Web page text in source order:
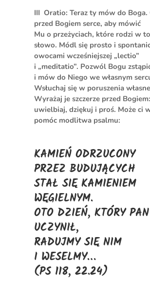
III Oratio: Teraz ty mów do
przed Bogiem serce, aby mówić
Mu o przeżyciach, które rodzi w
słowo. Módl się prosto i
owocami wcześniejszej „lectio”
i „meditatio”. Pozwól Bogu
i mów do Niego we własnym
Wsłuchaj się w poruszenia
Wyrażaj je szczerze przed Bogiem:
uwielbiaj, dziękuj i proś. Może ci
pomóc modlitwa psalmu:
KAMIEŃ ODRZUCONY
PRZEZ BUDUJĄCYCH
STAŁ SIĘ KAMIENIEM
WĘGIELNYM.
OTO DZIEŃ, KTÓRY PAN
UCZYNIŁ,
RADUJMY SIĘ NIM
I WESELMY…
(PS 118, 22.24)